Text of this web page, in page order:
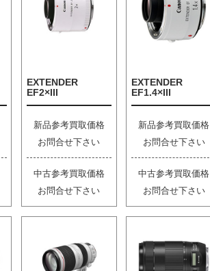
EXTENDER
EF2×III
新品参考買取価格
お問合せ下さい
中古参考買取価格
お問合せ下さい
EXTENDER
EF1.4×III
新品参考買取価格
お問合せ下さい
中古参考買取価格
お問合せ下さい